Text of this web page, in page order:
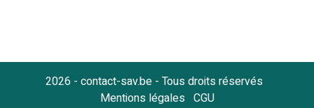
2026 - contact-sav.be - Tous droits réservés
Mentions légales CGU